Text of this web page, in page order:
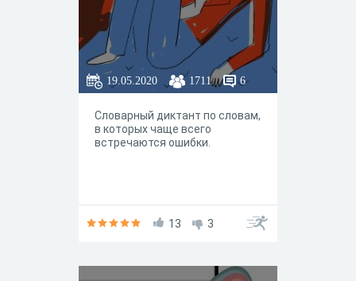
19.05.2020 1711 6
Словарный диктант по словам,
в которых чаще всего
встречаются ошибки.
13 3